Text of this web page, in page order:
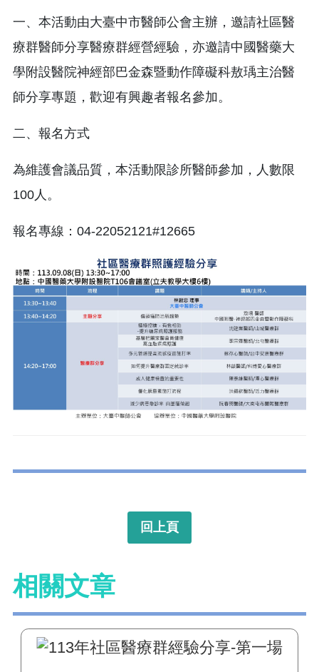
一、本活動由大臺中市醫師公會主辦，邀請社區醫
療群醫師分享醫療群經營經驗，亦邀請中國醫藥大
學附設醫院神經部巴金森暨動作障礙科敖瑀主治醫
師分享專題，歡迎有興趣者報名參加。
二、報名方式
為維護會議品質，本活動限診所醫師參加，人數限
100人。
報名專線：04-22052121#12665
回上頁
相關文章